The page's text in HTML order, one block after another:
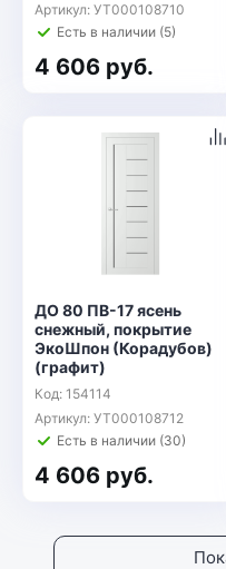
Артикул: УТ000108710
Есть в наличии (5)
4 606 руб.
ДО 80 ПВ-17 ясень
снежный, покрытие
ЭкоШпон (Корадубов)
(графит)
Код: 154114
Артикул: УТ000108712
Есть в наличии (30)
4 606 руб.